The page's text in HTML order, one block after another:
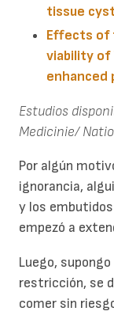
tissue
Effects of
viability of
enhanced
Estudios
Medicinie/
Por algún
ignorancia,
y los embutidos
empezó a
Luego,
restricción, se
comer sin